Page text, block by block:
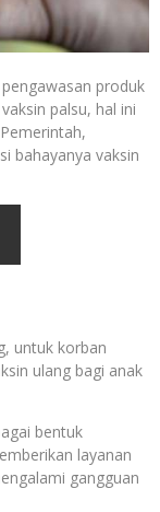
produk
palsu, hal ini
bahayanya vaksin
untuk korban
ulang bagi anak
bentuk
layanan
gangguan